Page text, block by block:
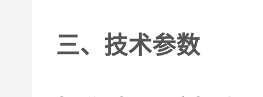
三、 技术参数